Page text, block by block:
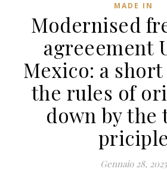
MADE IN
Modernised
agreeement
Mexico: a
the rules of
down by the
priciple
Gennaio 28, 2025